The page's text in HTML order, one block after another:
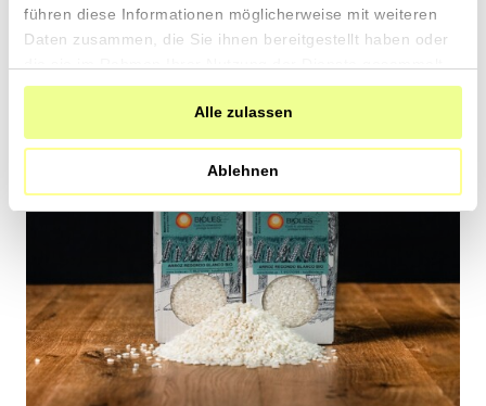
führen diese Informationen möglicherweise mit weiteren
Daten zusammen, die Sie ihnen bereitgestellt haben oder
haben.
Alle zulassen
Ablehnen
Warenkorb